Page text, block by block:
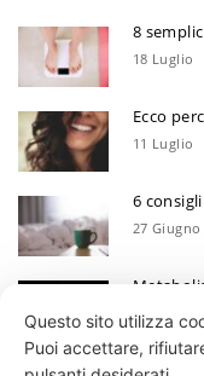
8
18 Luglio
Ecco
11 Luglio
6
27 Giugno
13 Giugno
Questo sito utilizza
Puoi accettare,